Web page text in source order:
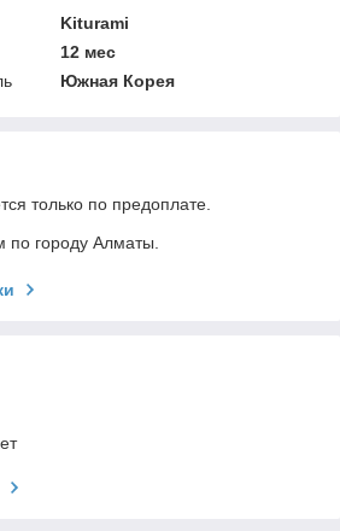
Kiturami
12 мес
Южная Корея
только по предоплате.
по городу Алматы.